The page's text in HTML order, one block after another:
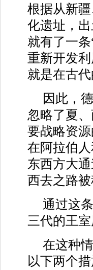
根据从新
化遗址，
就有了一
重新开发
就是在古
因此，
忽略了夏
要战略资
在阿拉伯
东西方大
西去之路
通过这
三代的王
在这种
以下两个